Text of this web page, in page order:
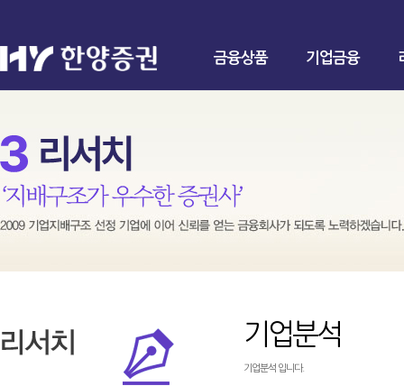
금융상품 기업금융
기업분석
기업분석 입니다.